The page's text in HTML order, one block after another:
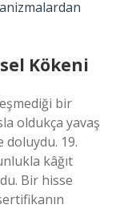
Kökeni
bir
oldukça yavaş
19.
kâğıt
Bir hisse